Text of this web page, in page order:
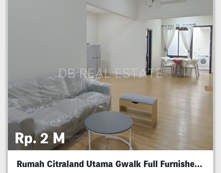
Rp. 2 M
Rumah Citraland Utama Gwalk Full Furnished Murah